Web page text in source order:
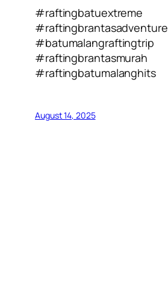
#raftingbatuextreme
#raftingbrantasadventure
#batumalangraftingtrip
#raftingbrantasmurah
#raftingbatumalanghits
August 14, 2025